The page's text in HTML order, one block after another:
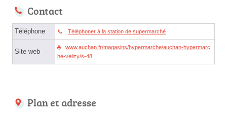
Contact
Téléphone Téléphoner à la station de supermarché
Site web
www.auchan.fr/magasins/hypermarche/auchan-hypermarc
he-velizy/s-48
Plan et adresse